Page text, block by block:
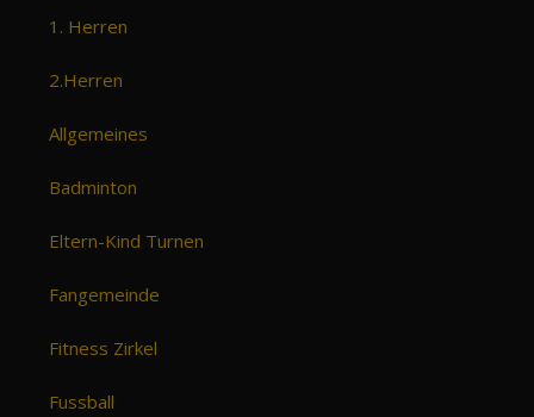
1. Herren
2.Herren
Allgemeines
Badminton
Eltern-Kind Turnen
Fangemeinde
Fitness Zirkel
Fussball